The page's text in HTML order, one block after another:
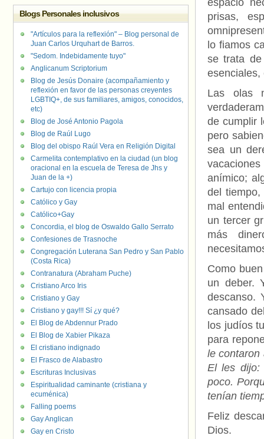
espacio
prisas,
lo fiamos
se trata de
esenciales,
Las olas
de cumplir
pero
sea un
anímico;
del
mal
un tercer
más
Como
un deber.
descanso.
cansado
los judíos
para
le contaron
El les dijo:
poco.
tenían
Feliz
Dios.
Blogs Personales inclusivos
"Artículos para la reflexión" – Blog personal de
Juan Carlos Urquhart de Barros.
"Sedom. Indebidamente tuyo"
Anglicanum Scriptorium
Blog de Jesús Donaire (acompañamiento y
reflexión en favor de las personas creyentes
LGBTIQ+, de sus familiares, amigos, conocidos,
etc)
Blog de José Antonio Pagola
Blog de Raúl Lugo
Blog del obispo Raúl Vera en Religión Digital
Carmelita contemplativo en la ciudad (un blog
oracional en la escuela de Teresa de Jhs y
Juan de la +)
Cartujo con licencia propia
Católico y Gay
Católico+Gay
Concordia, el blog de Oswaldo Gallo Serrato
Confesiones de Trasnoche
Congregación Luterana San Pedro y San Pablo
(Costa Rica)
Contranatura (Abraham Puche)
Cristiano Arco Iris
Cristiano y Gay
Cristiano y gay!!! Sí ¿y qué?
El Blog de Abdennur Prado
El Blog de Xabier Pikaza
El cristiano indignado
El Frasco de Alabastro
Escrituras Inclusivas
Espiritualidad caminante (cristiana y
ecuménica)
Falling poems
Gay Anglican
Gay en Cristo